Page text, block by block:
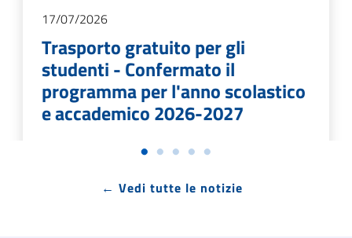
17/07/2026
Trasporto gratuito per gli
studenti - Confermato il
programma per l'anno scolastico
e accademico 2026-2027
finanziati dalla Regione Campania
← Vedi tutte le notizie